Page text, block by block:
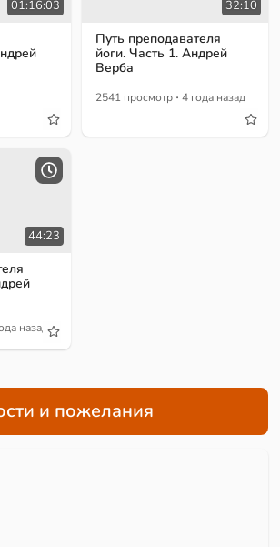
01:16:03 32:10
Путь преподавателя
йоги. Часть 1. Андрей
Верба
2541 просмотр · 4 года назад
44:23
назад
и пожелания